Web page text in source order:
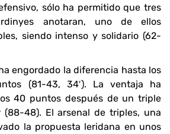
sólo ha permitido que tres
anotaran, uno de ellos
siendo intenso y solidario (62-
engordado la diferencia hasta los
(81-43, 34′). La ventaja ha
40 puntos después de un triple
(88-48). El arsenal de triples, una
la propuesta leridana en unos